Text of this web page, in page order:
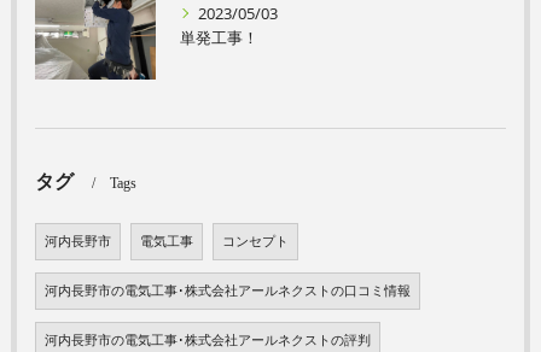
2023/05/03
単発工事！
タグ Tags
河内長野市 電気工事 コンセプト
河内長野市の電気工事･株式会社アールネクストの口コミ情報
河内長野市の電気工事･株式会社アールネクストの評判